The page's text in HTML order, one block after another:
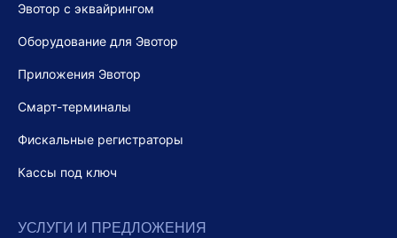
Эвотор с эквайрингом
Оборудование для Эвотор
Приложения Эвотор
Смарт-терминалы
Фискальные регистраторы
Кассы под ключ
УСЛУГИ И ПРЕДЛОЖЕНИЯ